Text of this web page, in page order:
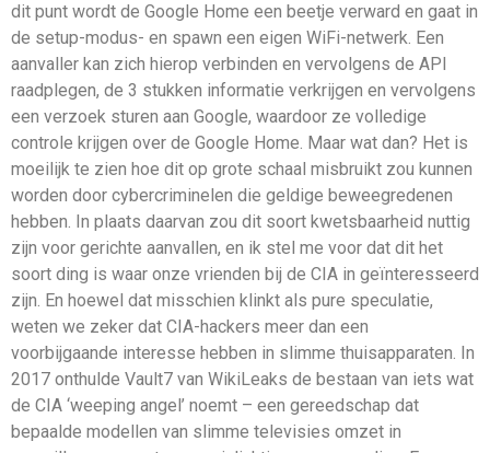
dit punt wordt de Google Home een beetje verward en gaat in
de setup-modus- en spawn een eigen WiFi-netwerk. Een
aanvaller kan zich hierop verbinden en vervolgens de API
raadplegen, de 3 stukken informatie verkrijgen en vervolgens
een verzoek sturen aan Google, waardoor ze volledige
controle krijgen over de Google Home. Maar wat dan? Het is
moeilijk te zien hoe dit op grote schaal misbruikt zou kunnen
worden door cybercriminelen die geldige beweegredenen
hebben. In plaats daarvan zou dit soort kwetsbaarheid nuttig
zijn voor gerichte aanvallen, en ik stel me voor dat dit het
soort ding is waar onze vrienden bij de CIA in geïnteresseerd
zijn. En hoewel dat misschien klinkt als pure speculatie,
weten we zeker dat CIA-hackers meer dan een
voorbijgaande interesse hebben in slimme thuisapparaten. In
2017 onthulde Vault7 van WikiLeaks de bestaan van iets wat
de CIA ‘weeping angel’ noemt – een gereedschap dat
bepaalde modellen van slimme televisies omzet in